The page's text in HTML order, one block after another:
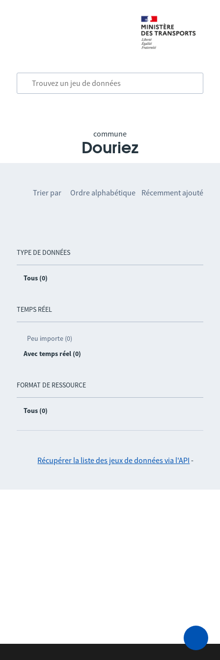
commune
Douriez
TYPE DE DONNÉES
Tous (0)
TEMPS RÉEL
Peu importe (0)
Avec temps réel (0)
FORMAT DE RESSOURCE
Tous (0)
Trier par Ordre alphabétique Récemment ajouté
Récupérer la liste des jeux de données via l'API -